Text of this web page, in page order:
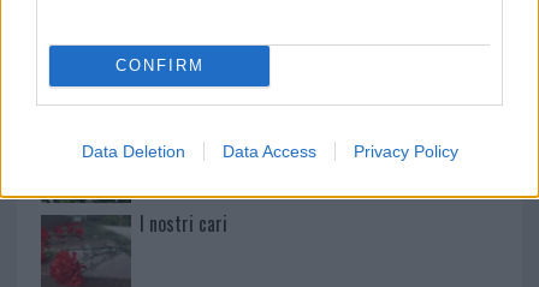
CONFIRM
Data Deletion Data Access Privacy Policy
I nostri cari